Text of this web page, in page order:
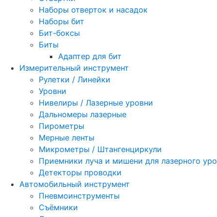
Наборы отверток и насадок
Наборы бит
Бит-боксы
Биты
Адаптер для бит
Измерительный инструмент
Рулетки / Линейки
Уровни
Нивелиры / Лазерные уровни
Дальномеры лазерные
Пирометры
Мерные ленты
Микрометры / Штангенциркули
Приемники луча и мишени для лазерного
Детекторы проводки
Автомобильный инструмент
Пневмоинструменты
Съёмники